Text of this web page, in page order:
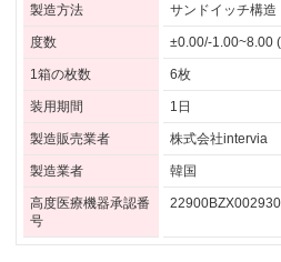
製造方法 サンドイッチ構造
度数 ±0.00/-1.00~8.00
1箱の枚数 6枚
装用期間 1日
製造販売業者 株式会社intervia
製造業者 韓国
高度医療機器承認番
号